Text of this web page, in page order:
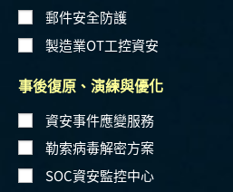
郵件安全防護
製造業OT工控資安
事後復原、演練與優化
資安事件應變服務
勒索病毒解密方案
SOC資安監控中心